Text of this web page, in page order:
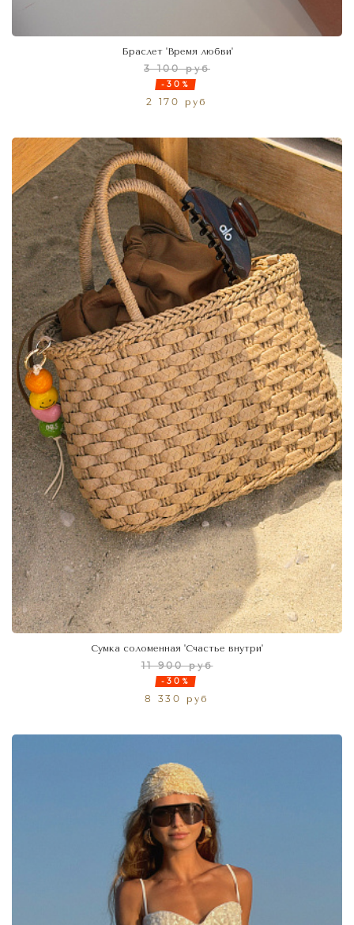
Браслет 'Время любви'
3 100 руб
-30%
2 170 руб
Сумка соломенная 'Счастье внутри'
11 900 руб
-30%
8 330 руб